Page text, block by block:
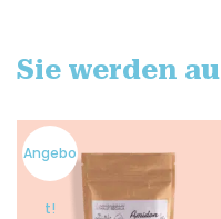
Sie werden
Angebo
t!